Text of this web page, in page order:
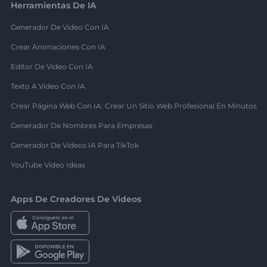
Herramientas De IA
Generador De Video Con IA
Crear Animaciones Con IA
Editor De Video Con IA
Texto A Video Con IA
Crear Página Web Con IA: Crear Un Sitio Web Profesional En Minutos
Generador De Nombres Para Empresas
Generador De Videos IA Para TikTok
YouTube Video Ideas
Apps De Creadores De Videos